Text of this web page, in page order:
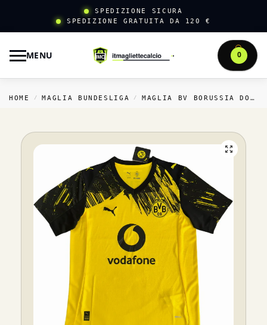
SPEDIZIONE SICURA
SPEDIZIONE GRATUITA DA 120 €
MENU 0
HOME / MAGLIA BUNDESLIGA / MAGLIA BV BORUSSIA DORTMUND